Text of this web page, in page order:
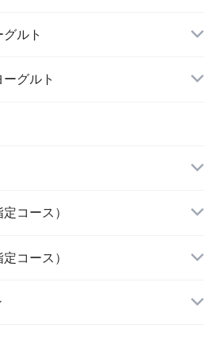
グルト
ーグルト
コース）
コース）